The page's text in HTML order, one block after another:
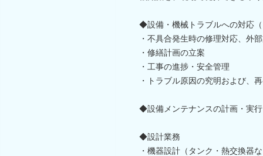
◆設備・機械トラブルへの対応
・不具合発生時の修理対応、外
・修繕計画の立案
・工事の進捗・安全管理
・トラブル原因の究明および、
◆設備メンテナンスの計画・実
◆設計業務
・機器設計（タンク・熱交換器